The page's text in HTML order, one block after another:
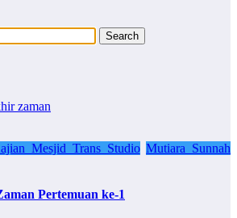
Mesjid Trans Studio Mutiara Sunnah
Pertemuan ke-1